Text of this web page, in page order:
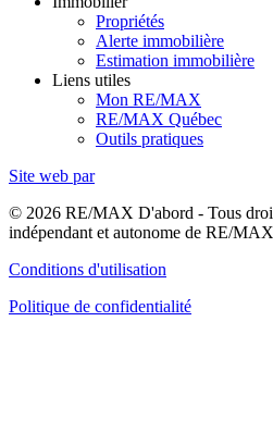
Propriétés
Alerte immobilière
Estimation immobilière
Liens utiles
Mon RE/MAX
RE/MAX Québec
Outils pratiques
Site web par
© 2026 RE/MAX D'abord - Tous
indépendant et autonome de RE/
Conditions d'utilisation
Politique de confidentialité